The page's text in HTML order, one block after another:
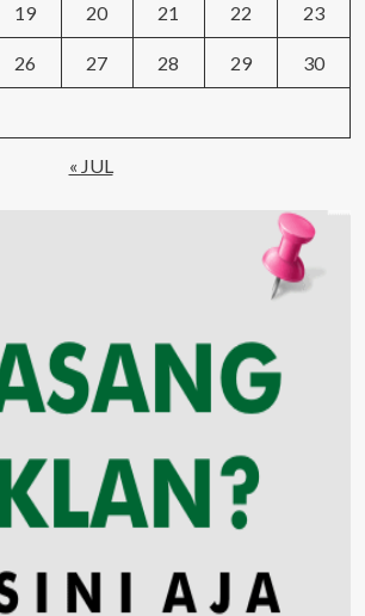
19 20 21 22 23
26 27 28 29 30
« JUL